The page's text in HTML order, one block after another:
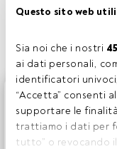
Questo sito web
Sia noi che i nostri 45
ai dati personali,
identificatori
“Accetta” consenti
supportare le
trattiamo i dati per
tutto” o revocando
Condividi:
Questo è un
sei già registrato,
hai ancora un
tutti i contenuti che